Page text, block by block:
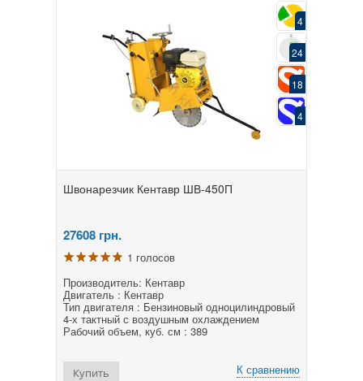
4
24
18
4
Швонарезчик Кентавр ШВ-450П
27608 грн.
1 голосов
Производитель: Кентавр
Двигатель : Кентавр
Тип двигателя : Бензиновый одноцилиндровый
4-х тактный с воздушным охлаждением
Рабочий объем, куб. см : 389
К сравнению
Купить